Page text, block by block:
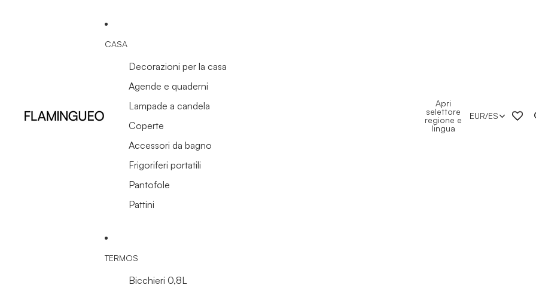
CASA
Decorazioni per la casa
Agende e quaderni
Lampade a candela
Coperte
Accessori da bagno
Frigoriferi portatili
Pantofole
Pattini
TERMOS
Bicchieri 0,8L
Apri
selettore
regione e
lingua
EUR/ES